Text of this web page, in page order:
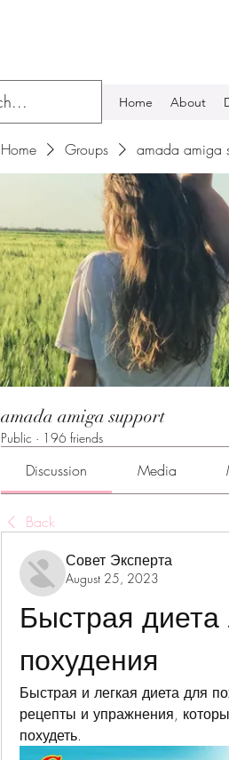
Home About
Home Groups amada amiga
amada amiga support
Public · 196 friends
Discussion Media
Back
Совет Эксперта
August 25, 2023
Быстрая диета
похудения
Быстрая и легкая диета для
рецепты и упражнения,
похудеть.